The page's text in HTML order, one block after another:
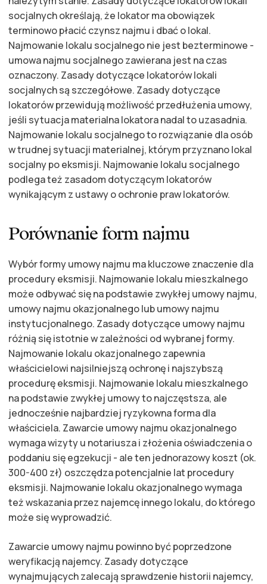
socjalnych określają, że lokator ma obowiązek
terminowo płacić czynsz najmu i dbać o lokal.
Najmowanie lokalu socjalnego nie jest bezterminowe -
umowa najmu socjalnego zawierana jest na czas
oznaczony. Zasady dotyczące lokatorów lokali
socjalnych są szczegółowe. Zasady dotyczące
lokatorów przewidują możliwość przedłużenia umowy,
jeśli sytuacja materialna lokatora nadal to uzasadnia.
Najmowanie lokalu socjalnego to rozwiązanie dla osób
w trudnej sytuacji materialnej, którym przyznano lokal
socjalny po eksmisji. Najmowanie lokalu socjalnego
podlega też zasadom dotyczącym lokatorów
wynikającym z ustawy o ochronie praw lokatorów.
Porównanie form najmu
Wybór formy umowy najmu ma kluczowe znaczenie dla
procedury eksmisji. Najmowanie lokalu mieszkalnego
może odbywać się na podstawie zwykłej umowy najmu,
umowy najmu okazjonalnego lub umowy najmu
instytucjonalnego. Zasady dotyczące umowy najmu
różnią się istotnie w zależności od wybranej formy.
Najmowanie lokalu okazjonalnego zapewnia
właścicielowi najsilniejszą ochronę i najszybszą
procedurę eksmisji. Najmowanie lokalu mieszkalnego
na podstawie zwykłej umowy to najczęstsza, ale
jednocześnie najbardziej ryzykowna forma dla
właściciela. Zawarcie umowy najmu okazjonalnego
wymaga wizyty u notariusza i złożenia oświadczenia o
poddaniu się egzekucji - ale ten jednorazowy koszt (ok.
300-400 zł) oszczędza potencjalnie lat procedury
eksmisji. Najmowanie lokalu okazjonalnego wymaga
też wskazania przez najemcę innego lokalu, do którego
może się wyprowadzić.
Zawarcie umowy najmu powinno być poprzedzone
weryfikacją najemcy. Zasady dotyczące
wynajmujących zalecają sprawdzenie historii najemcy,